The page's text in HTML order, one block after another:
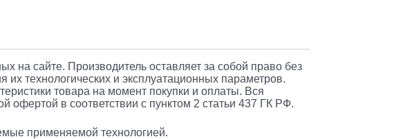
025-
030
25A
30мА
AC
на сайте. Производитель оставляет за собой право без
технологических и эксплуатационных параметров.
товара на момент покупки и оплаты. Вся
офертой в соответствии с пунктом 2 статьи 437 ГК РФ.
применяемой технологией.